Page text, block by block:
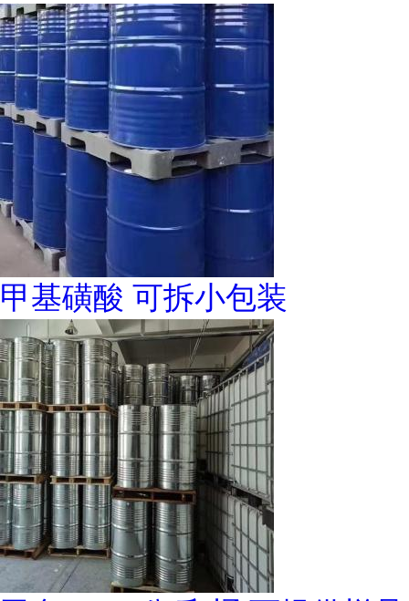
甲基磺酸 可拆小包装